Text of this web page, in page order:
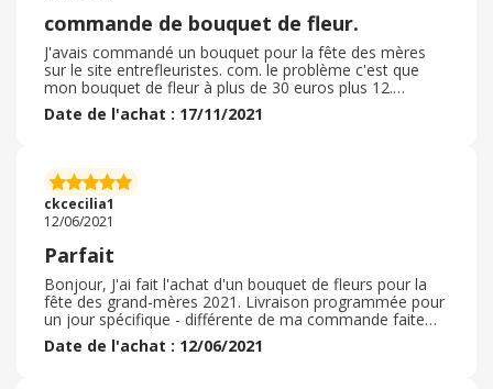
commande de bouquet de fleur.
J'avais commandé un bouquet pour la fête des mères
sur le site entrefleuristes. com. le problème c'est que
mon bouquet de fleur à plus de 30 euros plus 12.
50euros de frais de part alors qu'il y avait que 5 kms de
distance bref... c'est transformer en plante . j'ai donc
plante et non le bouquet de fleur que j'avais commander
. depuis le lundi 31 mai 2021 j'attend toujours des
nouvelles de leur part alors qu'on est le 17 novembre
2021 mais rien. Donc je trouve ca vraiment pas
commercial de leur part. Très déçu du leur part . Du
coup je ne recommande à personnes de commander
sur leur site.
Date de l'achat : 17/11/2021
ckcecilia1
12/06/2021
Parfait
Bonjour, J'ai fait l'achat d'un bouquet de fleurs pour la
fête des grand-mères 2021. Livraison programmée pour
un jour spécifique - différente de ma commande faite
plus tôt - et livrée directement chez elle. ( elle vit dans un
département différent du mien) . Parfait pour faire des
Date de l'achat : 12/06/2021